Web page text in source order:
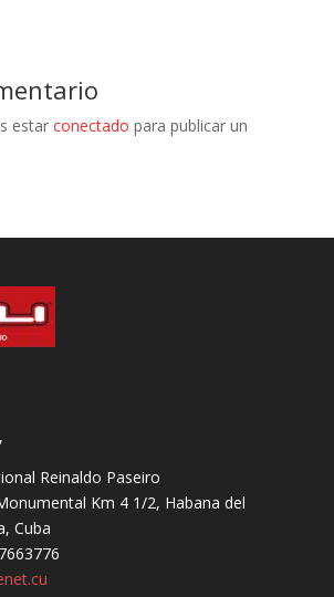
estar conectado para publicar un
Reinaldo Paseiro
Km 4 1/2, Habana del
Cuba